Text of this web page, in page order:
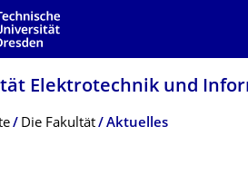
Elektrotechnik und
Menü
Die Fakultät Aktuelles